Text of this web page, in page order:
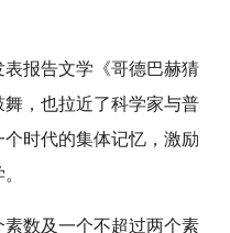
报告文学《哥德巴赫猜
，也拉近了科学家与普
时代的集体记忆，激励
数及一个不超过两个素